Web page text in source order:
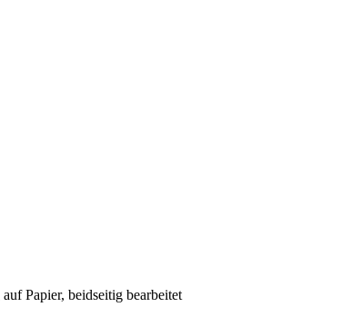
Papier, beidseitig bearbeitet